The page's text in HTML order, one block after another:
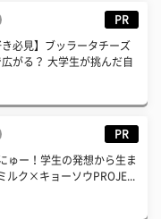
PR
き必見】ブッラータチーズ
がる？ 大学生が挑んだ自
PR
ゅー！学生の発想から生ま
ク×キョーソウPROJE...